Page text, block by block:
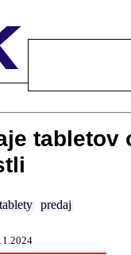
tablety predaj